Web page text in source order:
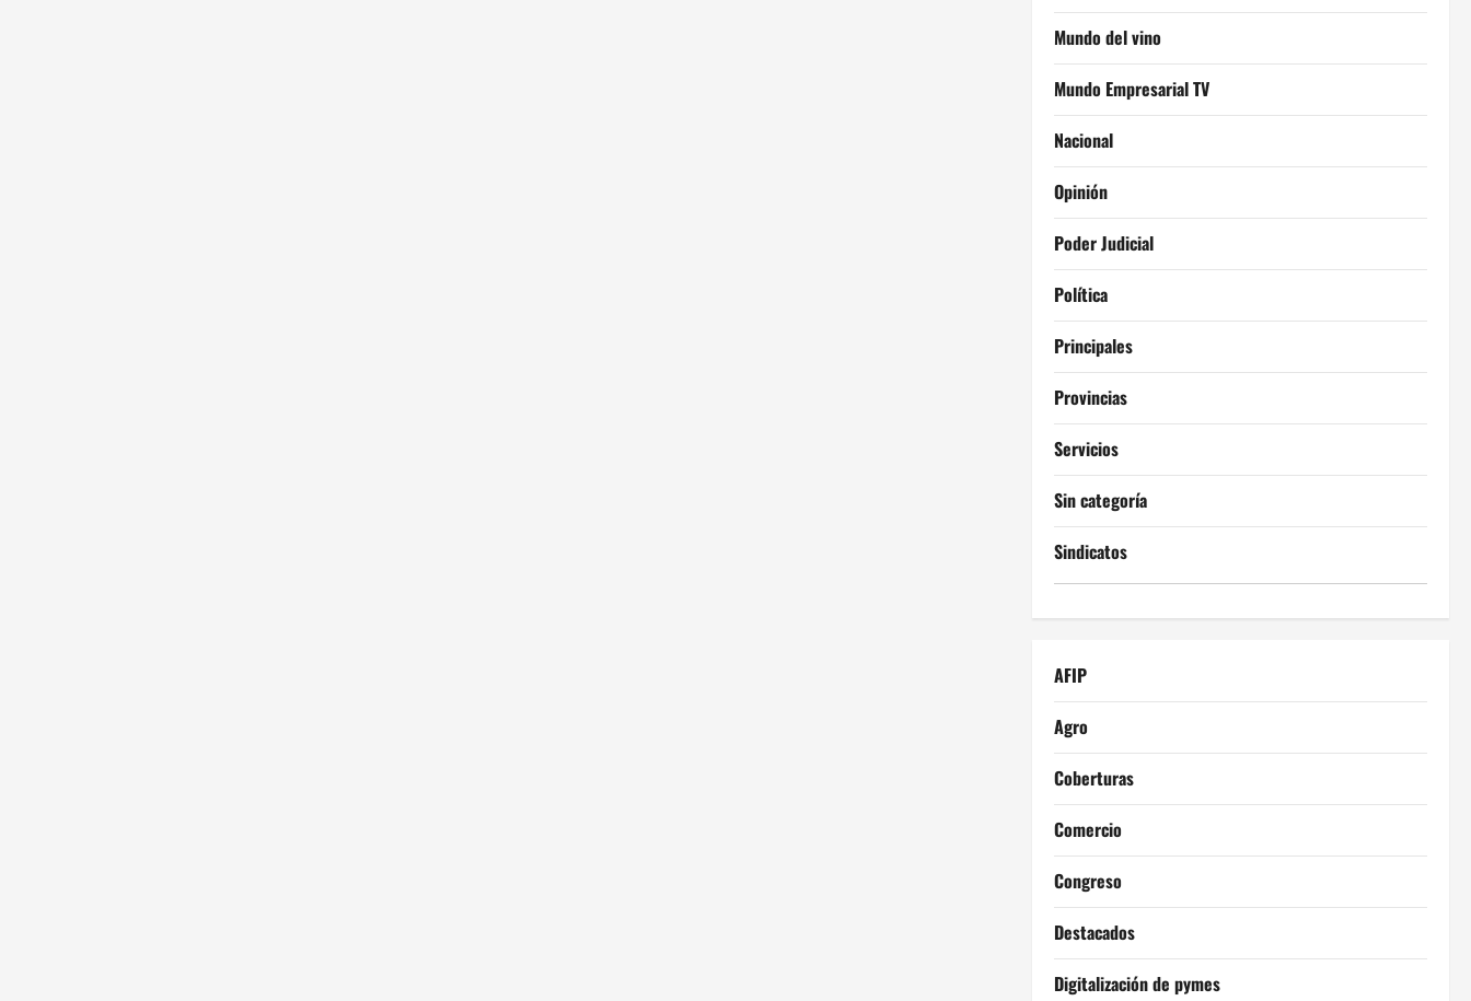
Mundo del vino
Mundo Empresarial TV
Nacional
Opinión
Poder Judicial
Política
Principales
Provincias
Servicios
Sin categoría
Sindicatos
AFIP
Agro
Coberturas
Comercio
Congreso
Destacados
Digitalización de pymes